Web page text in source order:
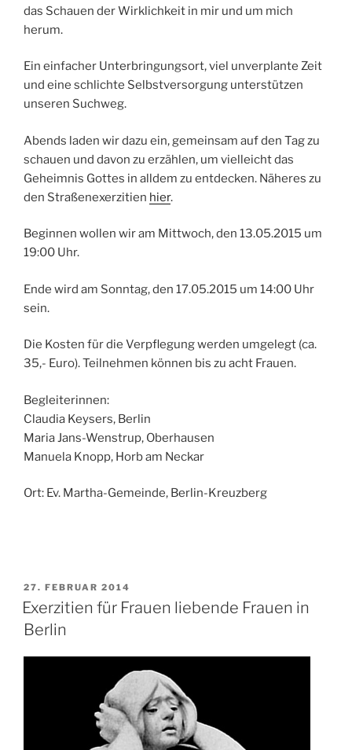
das Schauen der Wirklichkeit in mir und um mich
herum.
Ein einfacher Unterbringungsort, viel unverplante Zeit
und eine schlichte Selbstversorgung unterstützen
unseren Suchweg.
Abends laden wir dazu ein, gemeinsam auf den Tag zu
schauen und davon zu erzählen, um vielleicht das
Geheimnis Gottes in alldem zu entdecken. Näheres zu
den Straßenexerzitien hier.
Beginnen wollen wir am Mittwoch, den 13.05.2015 um
19:00 Uhr.
Ende wird am Sonntag, den 17.05.2015 um 14:00 Uhr
sein.
Die Kosten für die Verpflegung werden umgelegt (ca.
35,- Euro). Teilnehmen können bis zu acht Frauen.
Begleiterinnen:
Claudia Keysers, Berlin
Maria Jans-Wenstrup, Oberhausen
Manuela Knopp, Horb am Neckar
Ort: Ev. Martha-Gemeinde, Berlin-Kreuzberg
VERÖFFENTLICHT
AM
27. FEBRUAR 2014
Exerzitien für Frauen liebende Frauen in
Berlin